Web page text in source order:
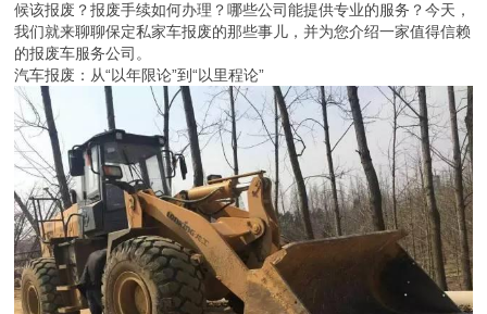
候该报废？报废手续如何办理？哪些公司能提供专业的服务？今天，
我们就来聊聊保定私家车报废的那些事儿，并为您介绍一家值得信赖
的报废车服务公司。
汽车报废：从“以年限论”到“以里程论”